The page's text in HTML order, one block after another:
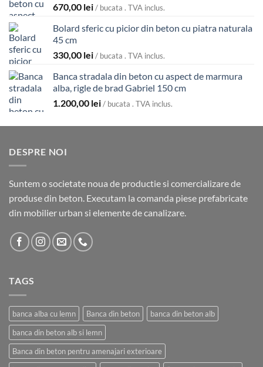
670,00 lei/ bucata . TVA inclus.
Bolard sferic cu picior din beton cu piatra naturala
45 cm
330,00 lei/ bucata . TVA inclus.
Banca stradala din beton cu aspect de marmura
alba, rigle de brad Gabriel 150 cm
1.200,00 lei/ bucata . TVA inclus.
DESPRE NOI
Suntem o societate noua de productie si comercializare de
produse din beton. Executam la comanda piese prefabricate
din mobilier urban si elemente de canalizare.
TAGS
banca alba cu lemn Banca din beton
banca din beton alb
banca din beton alb si lemn
Banca din beton pentru amenajari exterioare